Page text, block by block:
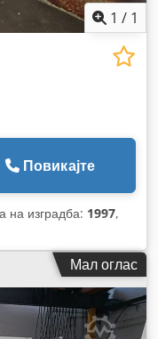
1 / 1
Повикајте
на изградба: 1997,
Мал оглас